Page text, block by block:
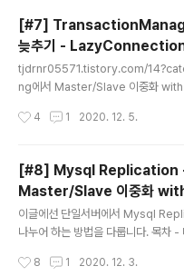
grinder 서버 1대 - Pinpoint 서버 1
조에 대한 전반적인 설명 - 사용자
청을 보냅니다. - Nginix의
해 WAS서버 3대에 부하를 분산시
데이터 접근을 위해 Mysql서버와
[#7]
늦추기 -
tjdrnr05571.tistory.com/
ng에서 Master/Slave 이중화
Replication을 사용해야 하는 이
DataSource가 무조건 기본
겼..
4 1 2020. 12. 5.
[#8] Mysql Replication
Master/Slave 이중화
이글에선 단일서버에서 Mysql
나누어 하는 방법을 다룹니다. 목차 -
ation의 동작 원리 - Docker로
8 1 2020. 12. 3.